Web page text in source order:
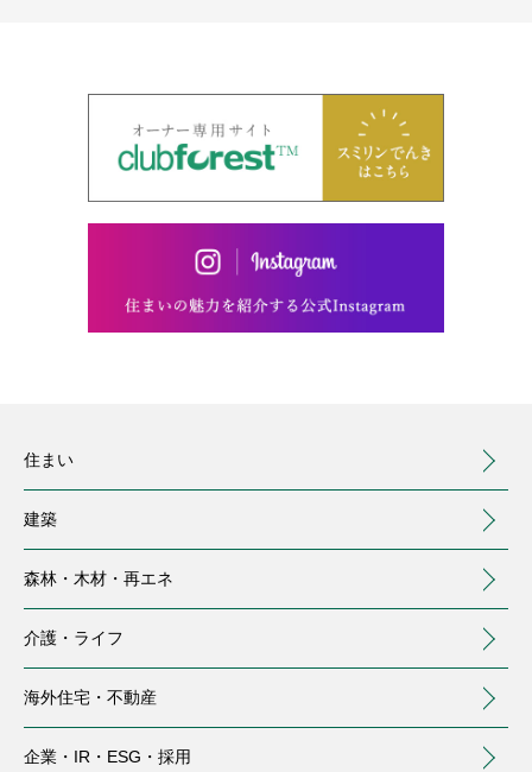
住まい
建築
森林・木材・ 再エネ
介護・ ライフ
海外住宅・ 不動産
企業・IR・ ESG・採用